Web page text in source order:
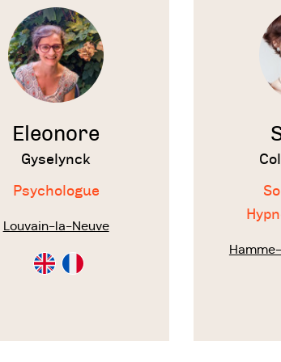
Notre équipe
globale de la personne,
à la possibilité de recourir à
thérapeutiques pour une
Goûtons aux vertus du
Nous vous l'offrons...
Eleonore
Gyselynck
Psychologue
Louvain-la-Neuve
Consultation
en
Consultation
en